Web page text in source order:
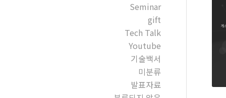
Seminar
gift
Tech Talk
Youtube
기술백서
미분류
발표자료